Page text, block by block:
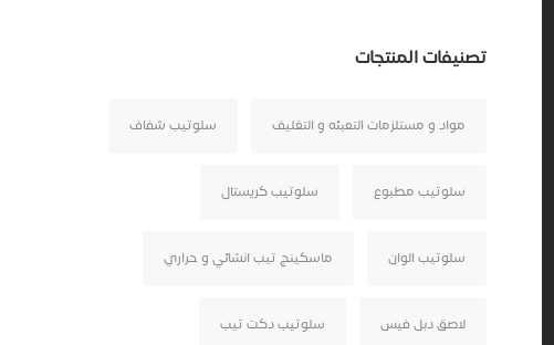
تصنيفات المنتجات
مواد و مستلزمات التعبئه و التغليف سلوتيب شفاف
سلوتيب مطبوع سلوتيب كريستال
سلوتيب الوان ماسكينج تيب انشائي و حراري
لاصق دبل فيس سلوتيب دكت تيب